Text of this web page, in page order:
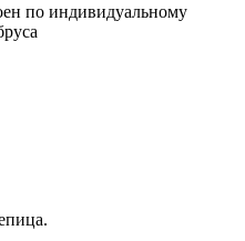
по индивидуальному